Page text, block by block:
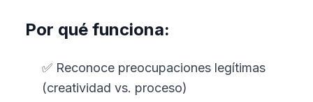
Por qué funciona:
✅ Reconoce preocupaciones legítimas
(creatividad vs. proceso)